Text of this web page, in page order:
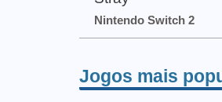
Nintendo Switch 2
Jogos mais